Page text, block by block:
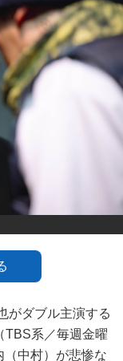
がダブル主演する
系／毎週金曜
中村）が悲惨な